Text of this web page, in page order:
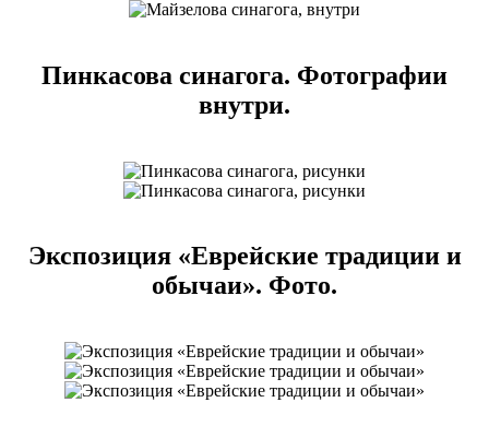
Пинкасова синагога. Фотографии
внутри.
Экспозиция «Еврейские традиции и
обычаи». Фото.